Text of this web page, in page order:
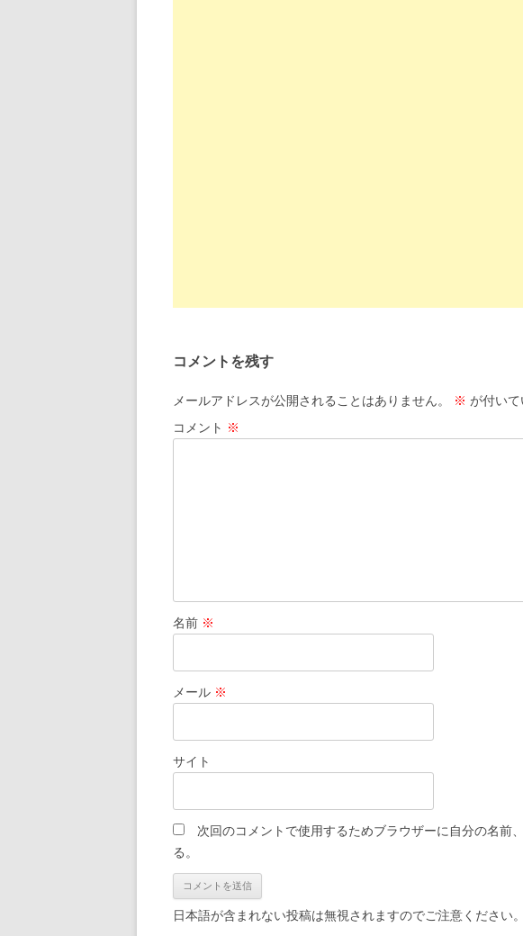
ナ
ビ
ゲ
コメントを残す
メールアドレスが公開されることはありません。 ※ が付い
コメント ※
名前 ※
メール ※
サイト
次回のコメントで使用するためブラウザーに自分の名前
る。
日本語が含まれない投稿は無視されますのでご注意ください